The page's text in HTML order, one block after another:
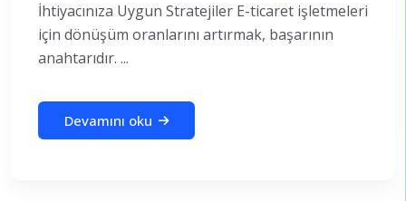
İhtiyacınıza Uygun Stratejiler E-ticaret işletmeleri
için dönüşüm oranlarını artırmak, başarının
anahtarıdır. ...
Devamını oku